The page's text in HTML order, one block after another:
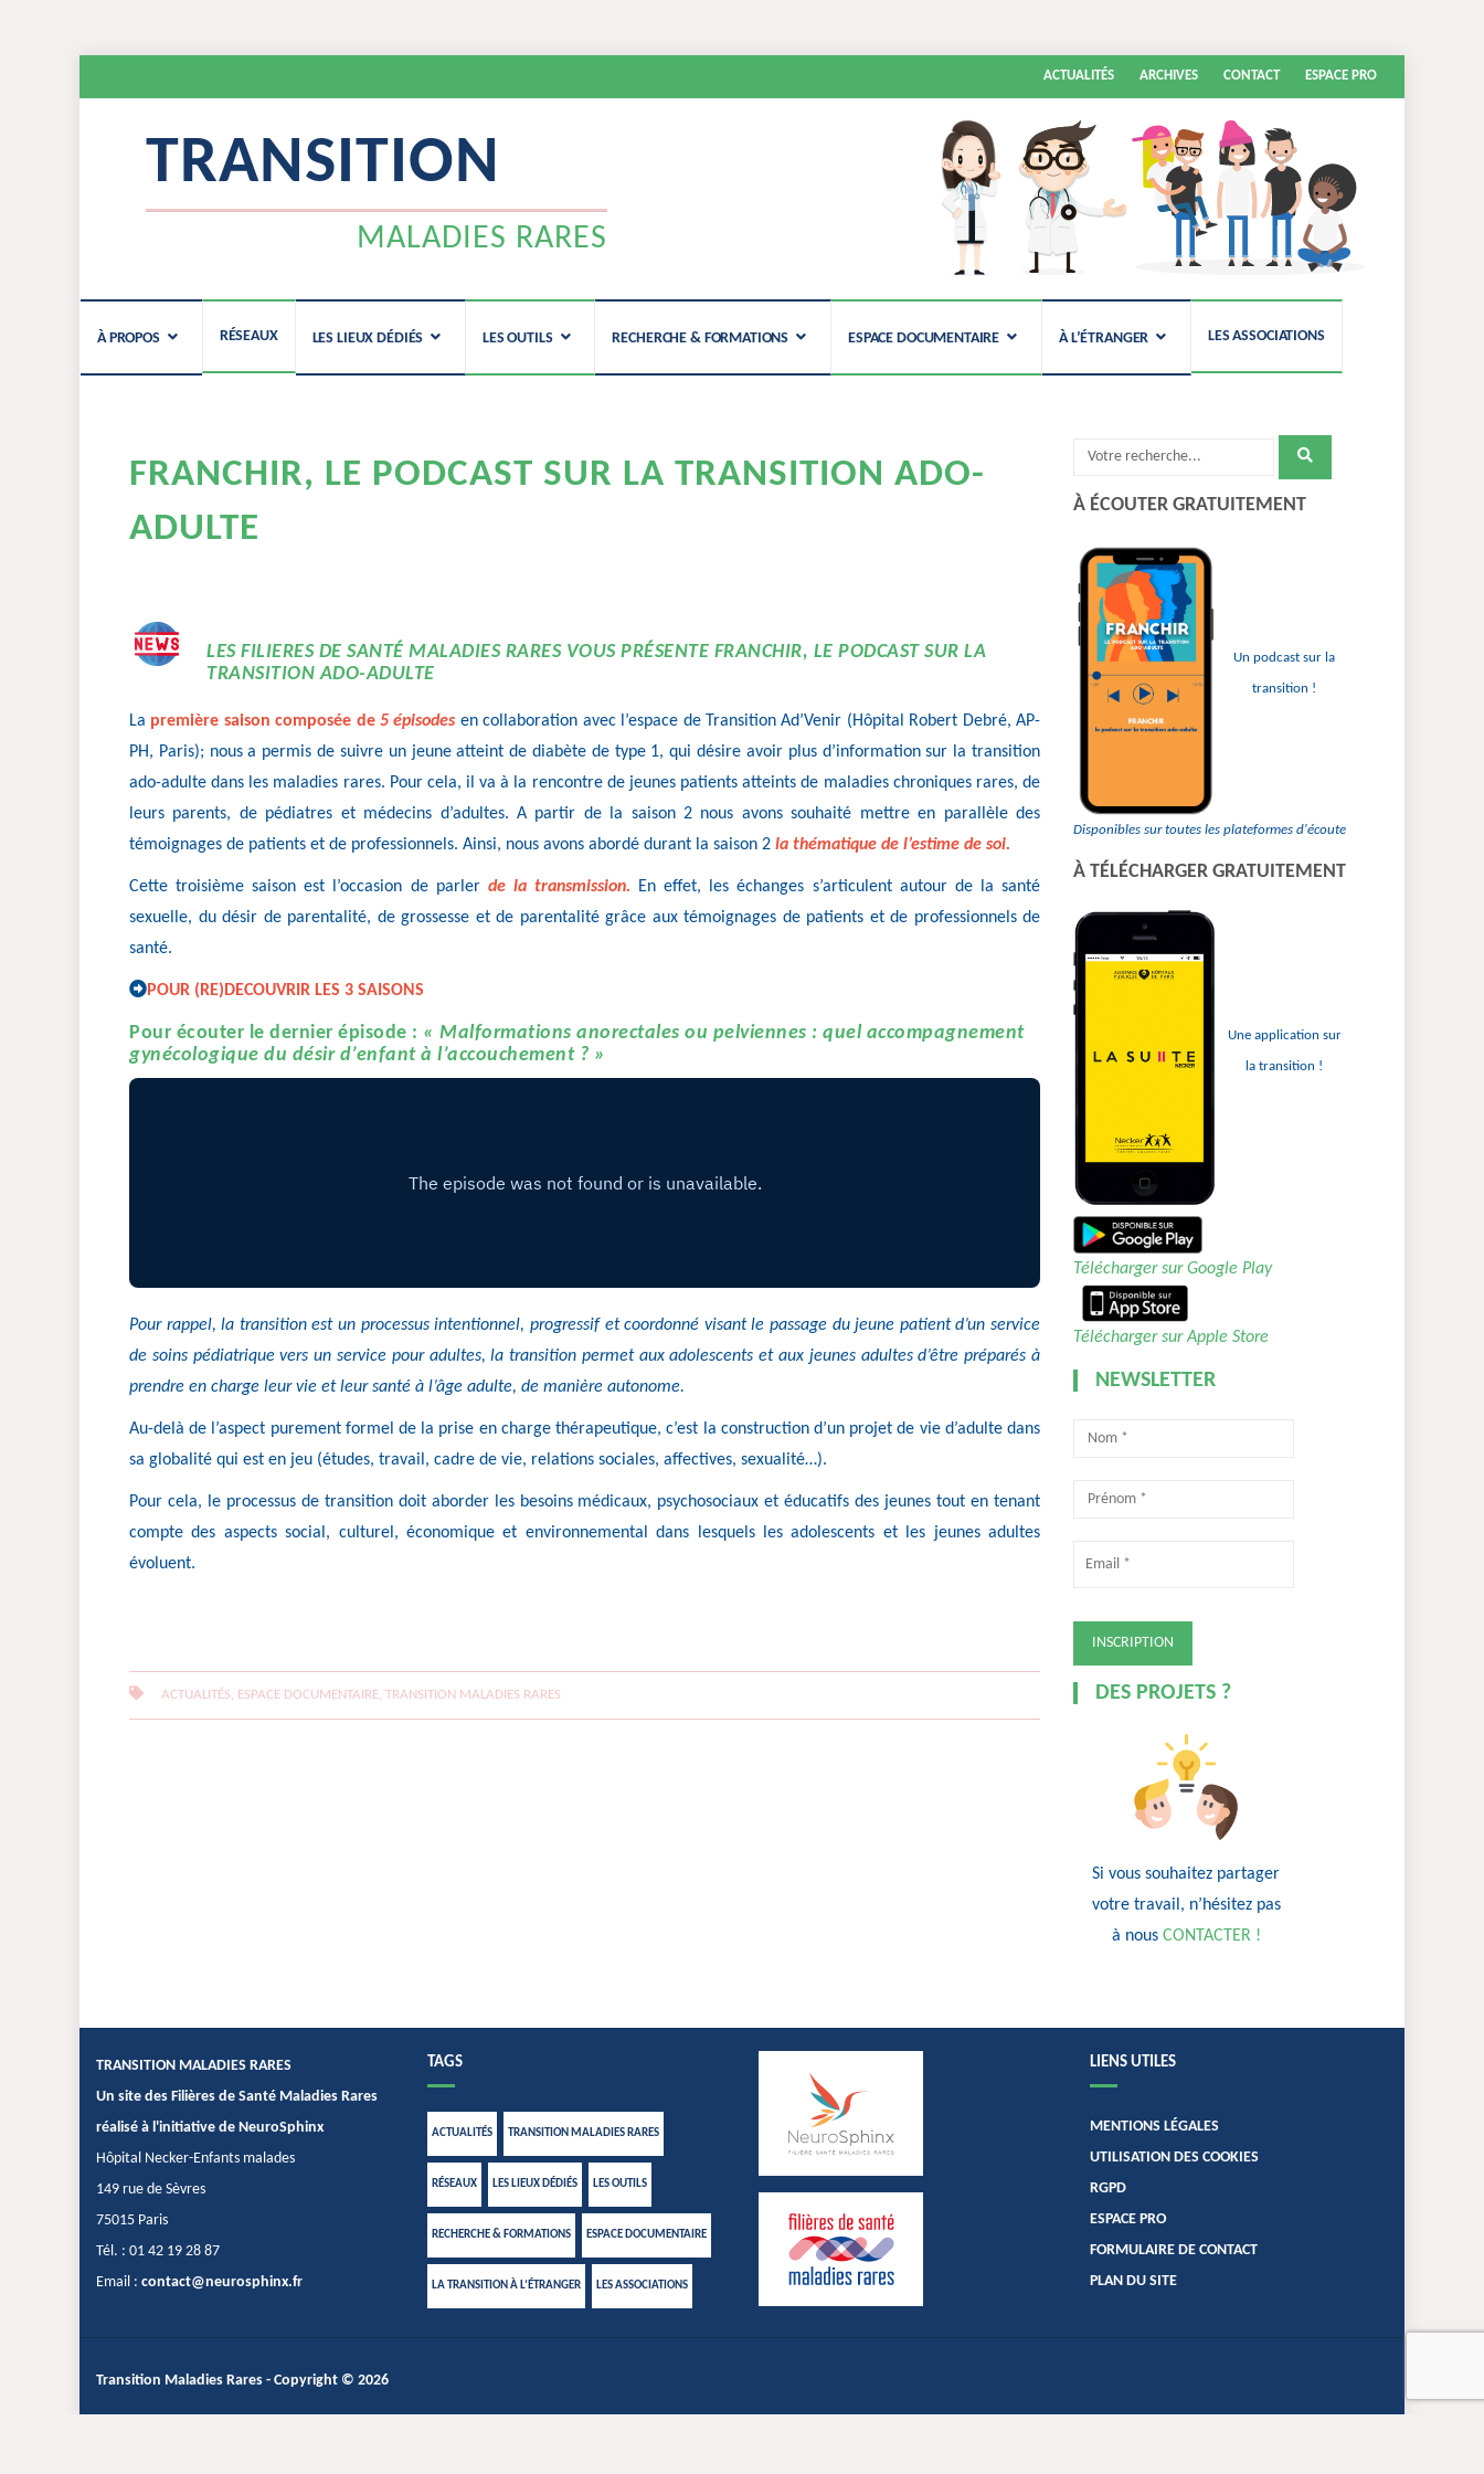
Aller
contenu
ACTUALITÉS ARCHIVES CONTACT ESPACE PRO
TRANSITION
MALADIES RARES
contenu
À PROPOS RÉSEAUX LES LIEUX DÉDIÉS LES OUTILS RECHERCHE & FORMATIONS ESPACE DOCUMENTAIRE À L’ÉTRANGER LES ASSOCIATIONS
FRANCHIR, LE PODCAST SUR LA TRANSITION ADO-
ADULTE
LES FILIERES DE SANTÉ MALADIES RARES VOUS PRÉSENTE FRANCHIR, LE PODCAST SUR LA
TRANSITION ADO-ADULTE
La première saison composée de5 épisodes en collaboration avec l’espace de Transition Ad’Venir (Hôpital Robert Debré, AP-
PH, Paris); nous a permis de suivre un jeune atteint de diabète de type 1, qui désire avoir plus d’information sur la transition
ado-adulte dans les maladies rares. Pour cela, il va à la rencontre de jeunes patients atteints de maladies chroniques rares, de
leurs parents, de pédiatres et médecins d’adultes. A partir de la saison 2 nous avons souhaité mettre en parallèle des
témoignages de patients et de professionnels. Ainsi, nous avons abordé durant la saison 2 la thématique de l’estime de soi.
Cette troisième saison est l’occasion de parler de la transmission.
En effet, les échanges s’articulent autour de la santé
sexuelle, du désir de parentalité, de grossesse et de parentalité grâce aux témoignages de patients et de professionnels de
santé.
POUR (RE)DECOUVRIR LES 3 SAISONS
Pour écouter le dernier épisode : « Malformations anorectales ou pelviennes : quel accompagnement
gynécologique du désir d’enfant à l’accouchement ? »
Pour rappel, la transition est un processus intentionnel, progressif et coordonné visant le passage du jeune patient d’un service
de soins pédiatrique vers un service pour adultes, la transition permet aux adolescents et aux jeunes adultes d’être préparés à
prendre en charge leur vie et leur santé à l’âge adulte, de manière autonome.
Au-delà de l’aspect purement formel de la prise en charge thérapeutique, c’est la construction d’un projet de vie d’adulte dans
sa globalité qui est en jeu (études, travail, cadre de vie, relations sociales, affectives, sexualité…).
Pour cela, le processus de transition doit aborder les besoins médicaux, psychosociaux et éducatifs des jeunes tout en tenant
compte des aspects social, culturel, économique et environnemental dans lesquels les adolescents et les jeunes adultes
évoluent.
ACTUALITÉS, ESPACE DOCUMENTAIRE, TRANSITION MALADIES RARES
Recherche
:À ÉCOUTER GRATUITEMENT
Un podcast sur la
transition !
Disponibles sur toutes les plateformes d'écoute
À TÉLÉCHARGER GRATUITEMENT
Une application sur
la transition !
Télécharger sur Google Play
Télécharger sur Apple Store
NEWSLETTER
DES PROJETS ?
Si vous souhaitez partager
votre travail, n’hésitez pas
à nous CONTACTER !
TRANSITION MALADIES RARES
Un site des Filières de Santé Maladies Rares
réalisé à l'initiative de NeuroSphinx
Hôpital Necker-Enfants malades
149 rue de Sèvres
75015 Paris
Tél. : 01 42 19 28 87
Email : contact@neurosphinx.fr
TAGS
ACTUALITÉS TRANSITION MALADIES RARES
RÉSEAUX LES LIEUX DÉDIÉS LES OUTILS
RECHERCHE & FORMATIONS ESPACE DOCUMENTAIRE
LA TRANSITION À L’ÉTRANGER LES ASSOCIATIONS
LIENS UTILES
MENTIONS LÉGALES
UTILISATION DES COOKIES
RGPD
ESPACE PRO
FORMULAIRE DE CONTACT
PLAN DU SITE
Transition Maladies Rares - Copyright © 2026